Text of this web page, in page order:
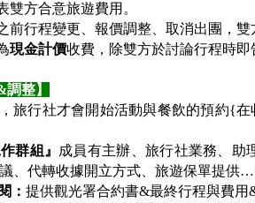
雙方合意旅遊費用。
前行程變更、報價調整、取消出團，
現金計價收費，除雙方於討論行程時
調整】
旅行社才會開始活動與餐飲的預約{
群組』
成員有主辦、旅行社業務、
、代轉收據開立方式、旅遊保單提供
： 提供觀光署合約書&最終行程與費